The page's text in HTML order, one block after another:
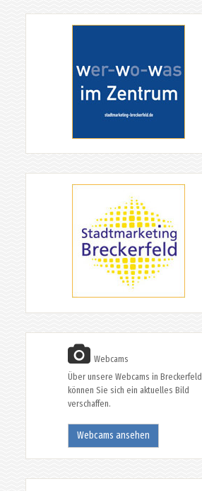
Webcams
Über unsere Webcams in Breckerfeld
können Sie sich ein aktuelles Bild
verschaffen.
Webcams ansehen